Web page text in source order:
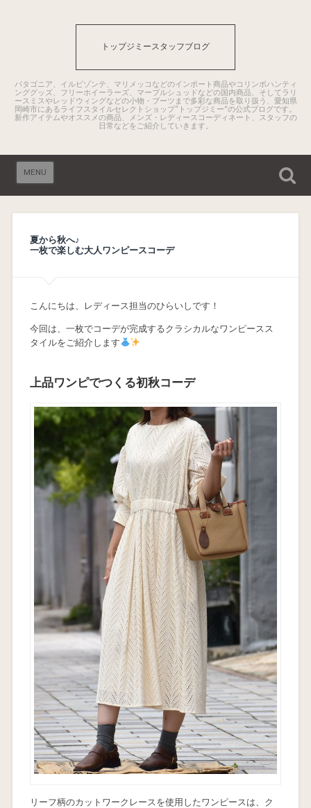
トップジミースタッフブログ
パタゴニア、イルビゾンテ、マリメッコなどのインポート商品やコリンボハンティ
ンググッズ、フリーホイーラーズ、マーブルシュッドなどの国内商品、そしてラリ
ースミスやレッドウィングなどの小物・ブーツまで多彩な商品を取り扱う、愛知県
岡崎市にあるライフスタイルセレクトショップ“トップジミー”の公式ブログです。
新作アイテムやオススメの商品、メンズ・レディースコーディネート、スタッフの
日常などをご紹介していきます。
MENU
夏から秋へ♪
一枚で楽しむ大人ワンピースコーデ
こんにちは、レディース担当のひらいしです！
今回は、一枚でコーデが完成するクラシカルなワンピースス
タイルをご紹介します
上品ワンピでつくる初秋コーデ
リーフ柄のカットワークレースを使用したワンピースは、ク